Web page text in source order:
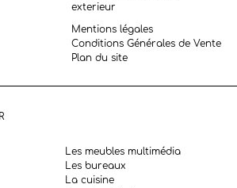
exterieur
Mentions légales
Conditions Générales de Vente
Plan du site
Les meubles multimédia
Les bureaux
La cuisine